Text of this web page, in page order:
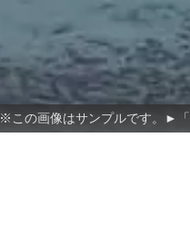
※この画像はサンプルです。►「